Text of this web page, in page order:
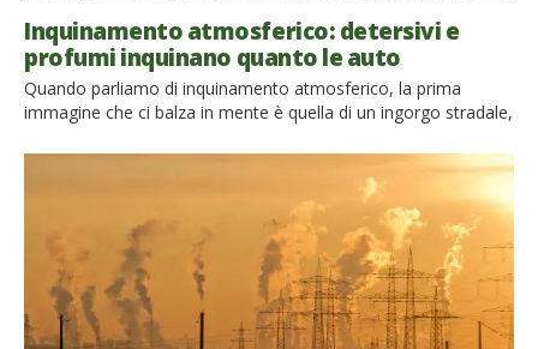
Inquinamento atmosferico: detersivi e
profumi inquinano quanto le auto
Quando parliamo di inquinamento atmosferico, la prima
immagine che ci balza in mente è quella di un ingorgo stradale,
una minacciosa nube nera… e magari qualche rumore di
clacson in sottofondo. Spesso dimentichiamo che i fattori da
considerare per affrontare seriamente il tema
dell’inquinamento dell’aria sono […]